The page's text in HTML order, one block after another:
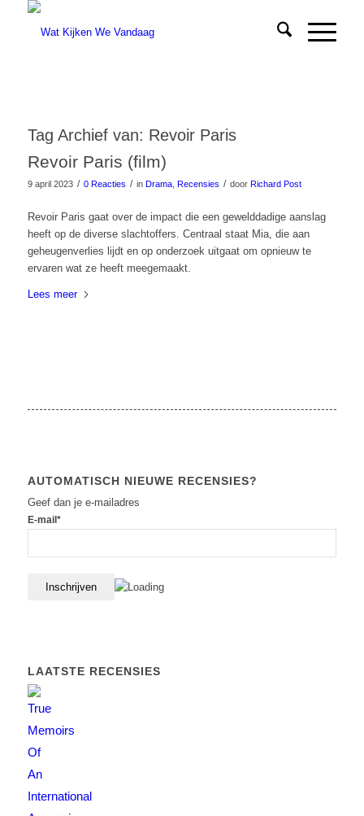
Tag Archief van: Revoir Paris
Revoir Paris (film)
9 april 2023 / 0 Reacties / in Drama, Recensies / door Richard Post
Revoir Paris gaat over de impact die een gewelddadige aanslag
heeft op de diverse slachtoffers. Centraal staat Mia, die aan
geheugenverlies lijdt en op onderzoek uitgaat om opnieuw te
ervaren wat ze heeft meegemaakt.
Lees meer
AUTOMATISCH NIEUWE RECENSIES?
Geef dan je e-mailadres
E-mail*
LAATSTE RECENSIES